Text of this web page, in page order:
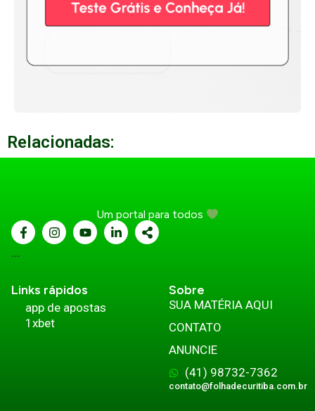
Relacionadas:
Um portal para todos
...
Links rápidos
app de apostas
1xbet
Sobre
SUA MATÉRIA AQUI
CONTATO
ANUNCIE
(41) 98732-7362
contato@folhadecuritiba.com.br